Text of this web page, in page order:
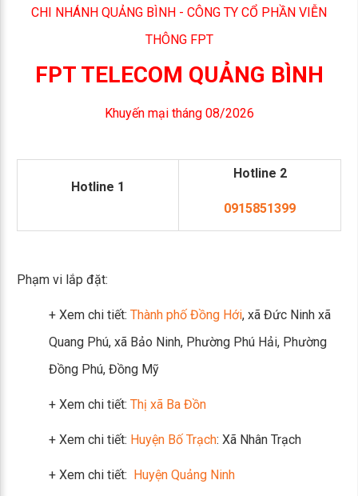
CHI NHÁNH QUẢNG BÌNH - CÔNG TY CỔ PHẦN VIỄN
THÔNG FPT
FPT TELECOM QUẢNG BÌNH
Khuyến mại tháng 08/2026
Hotline 1
Hotline 2
0915851399
Phạm vi lắp đặt:
+ Xem chi tiết: Thành phố Đồng Hới, xã Đức Ninh xã
Quang Phú, xã Bảo Ninh, Phường Phú Hải, Phường
Đồng Phú, Đồng Mỹ
+ Xem chi tiết: Thị xã Ba Đồn
+ Xem chi tiết: Huyện Bố Trạch: Xã Nhân Trạch
+ Xem chi tiết: Huyện Quảng Ninh